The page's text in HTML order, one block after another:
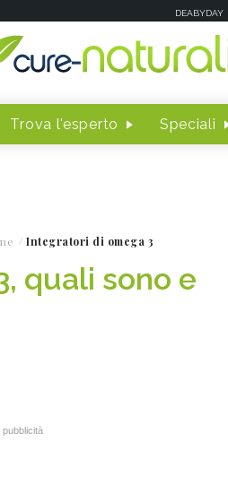
DEABYDAY
Trova l'esperto Speciali
Integratori di omega 3
quali sono e